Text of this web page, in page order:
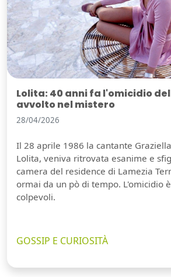
Lolita: 40 anni fa l'omicidio
avvolto nel mistero
28/04/2026
Il 28 aprile 1986 la cantante
Lolita, veniva ritrovata esanime e
camera del residence di Lamezia
ormai da un pò di tempo. L'omicidio
colpevoli.
GOSSIP E CURIOSITÀ